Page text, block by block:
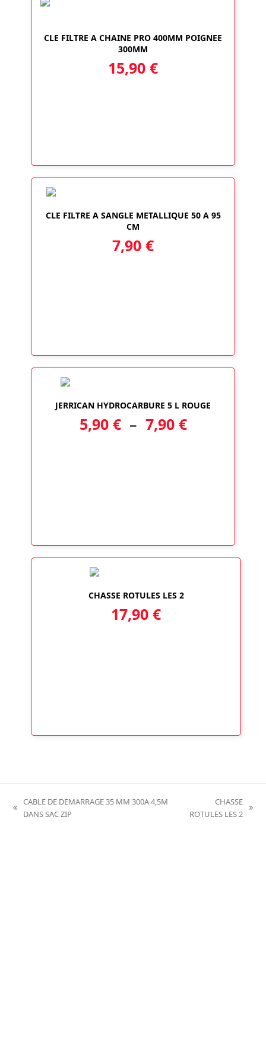
CLE FILTRE A CHAINE PRO 400MM POIGNEE
300MM
15,90 €
CLE FILTRE A SANGLE METALLIQUE 50 A 95
CM
7,90 €
JERRICAN HYDROCARBURE 5 L ROUGE
5,90 € – 7,90 €Plage
CHASSE ROTULES LES 2
17,90 €
previous
CABLE DE DEMARRAGE 35 MM 300A 4,5M
DANS SAC ZIP
next
CHASSE
ROTULES LES 2